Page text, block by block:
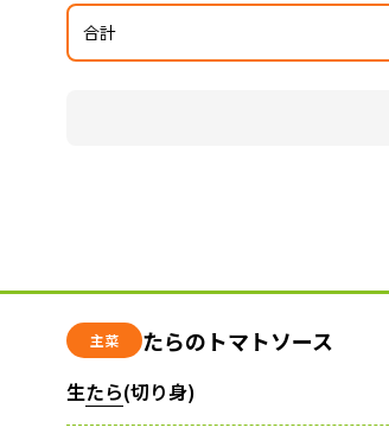
合計
主菜 たらのトマトソース
生たら(切り身)